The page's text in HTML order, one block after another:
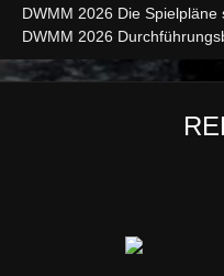
DWMM 2026 Die Spielpläne
DWMM 2026